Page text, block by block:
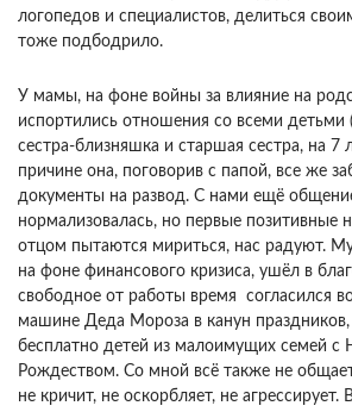
логопедов и специалистов, делиться
тоже подбодрило.
У мамы, на фоне войны за влияние на
испортились отношения со всеми детьми
сестра-близняшка и старшая сестра, на 7
причине она, поговорив с папой, все же
документы на развод. С нами ещё
нормализовалась, но первые позитивные
отцом пытаются мириться, нас радуют.
на фоне финансового кризиса, ушёл в
свободное от работы время согласился
машине Деда Мороза в канун праздников,
бесплатно детей из малоимущих семей
Рождеством. Со мной всё также не
не кричит, не оскорбляет, не агрессирует.